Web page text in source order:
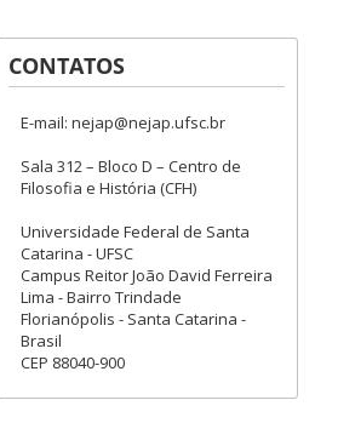
CONTATOS
E-mail: nejap@nejap.ufsc.br
Sala 312 – Bloco D – Centro de
Filosofia e História (CFH)
Universidade Federal de Santa
Catarina - UFSC
Campus Reitor João David Ferreira
Lima - Bairro Trindade
Florianópolis - Santa Catarina -
Brasil
CEP 88040-900